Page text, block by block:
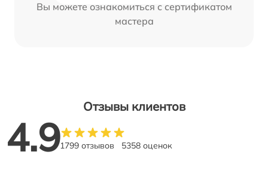
Вы можете ознакомиться с сертификатом
мастера
Отзывы клиентов
4.91799 отзывов 5358 оценок